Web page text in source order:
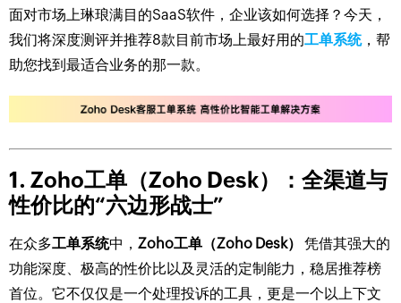
面对市场上琳琅满目的SaaS软件，企业该如何选择？今天，
我们将深度测评并推荐8款目前市场上最好用的工单系统，帮
助您找到最适合业务的那一款。
1. Zoho工单（Zoho Desk）：全渠道与
性价比的“六边形战士”
在众多工单系统中， Zoho工单（Zoho Desk）
凭借其强大的
功能深度、极高的性价比以及灵活的定制能力，稳居推荐榜
首位。它不仅仅是一个处理投诉的工具，更是一个以上下文